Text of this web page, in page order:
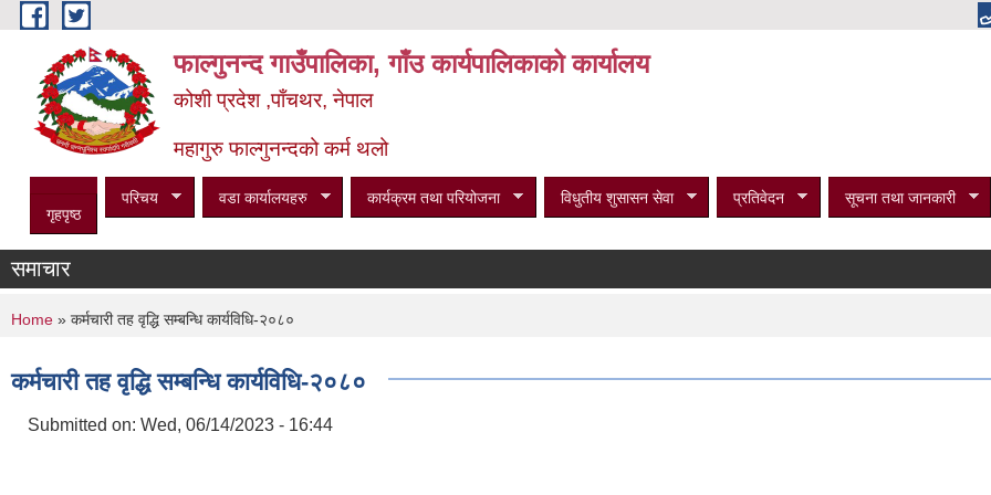
Skip to main content
फाल्गुनन्द गाउँपालिका, गाँउ कार्यपालिकाको कार्यालय
कोशी प्रदेश ,पाँचथर, नेपाल
महागुरु फाल्गुनन्दको कर्म थलो
गृहपृष्ठ
परिचय वडा कार्यालयहरु कार्यक्रम तथा परियोजना विधुतीय शुसासन सेवा प्रतिवेदन सूचना तथा जानकारी
समाचार
You are here
Home » कर्मचारी तह वृद्धि सम्बन्धि कार्यविधि-२०८०
कर्मचारी तह वृद्धि सम्बन्धि कार्यविधि-२०८०
Submitted on: Wed, 06/14/2023 - 16:44